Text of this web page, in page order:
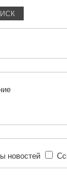
новостей